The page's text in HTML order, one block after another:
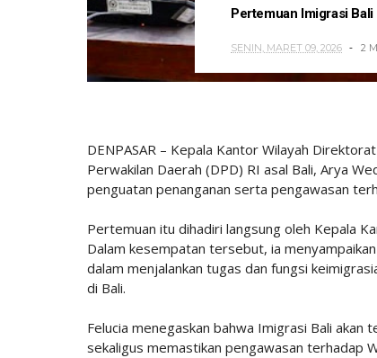
Pertemuan Imigrasi
SENIN, MARET 09, 2026 2
DENPASAR – Kepala Kantor Wilayah
Perwakilan Daerah (DPD) RI asal Bali, Arya
penguatan penanganan serta pengawasan
Pertemuan itu dihadiri langsung oleh Kepala
Dalam kesempatan tersebut, ia
dalam menjalankan tugas dan fungsi
di Bali.
Felucia menegaskan bahwa Imigrasi Bali
sekaligus memastikan pengawasan terhadap